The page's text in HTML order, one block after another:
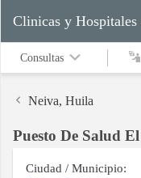
medicos
Clinicas y Hospitales
Consultas
Neiva, Huila
Puesto De Salud
Ciudad / Municipio: